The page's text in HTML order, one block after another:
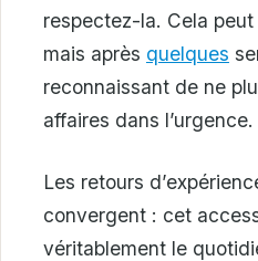
respectez-la. Cela
mais après quelques
reconnaissant de ne
affaires dans l’urgence.
Les retours
convergent : cet
véritablement le